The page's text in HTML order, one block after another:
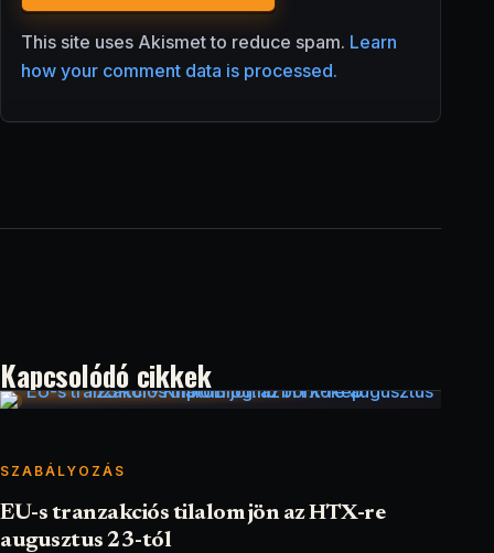
This site uses Akismet to reduce spam. Learn
how your comment data is processed.
Kapcsolódó cikkek
SZABÁLYOZÁS
EU-s tranzakciós tilalom jön az HTX-re
augusztus 23-tól